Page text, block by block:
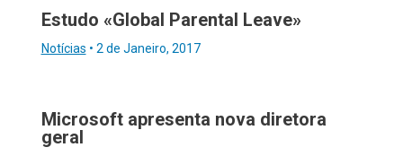
Estudo «Global Parental Leave»
Notícias • 2 de Janeiro, 2017
Microsoft apresenta nova diretora
geral